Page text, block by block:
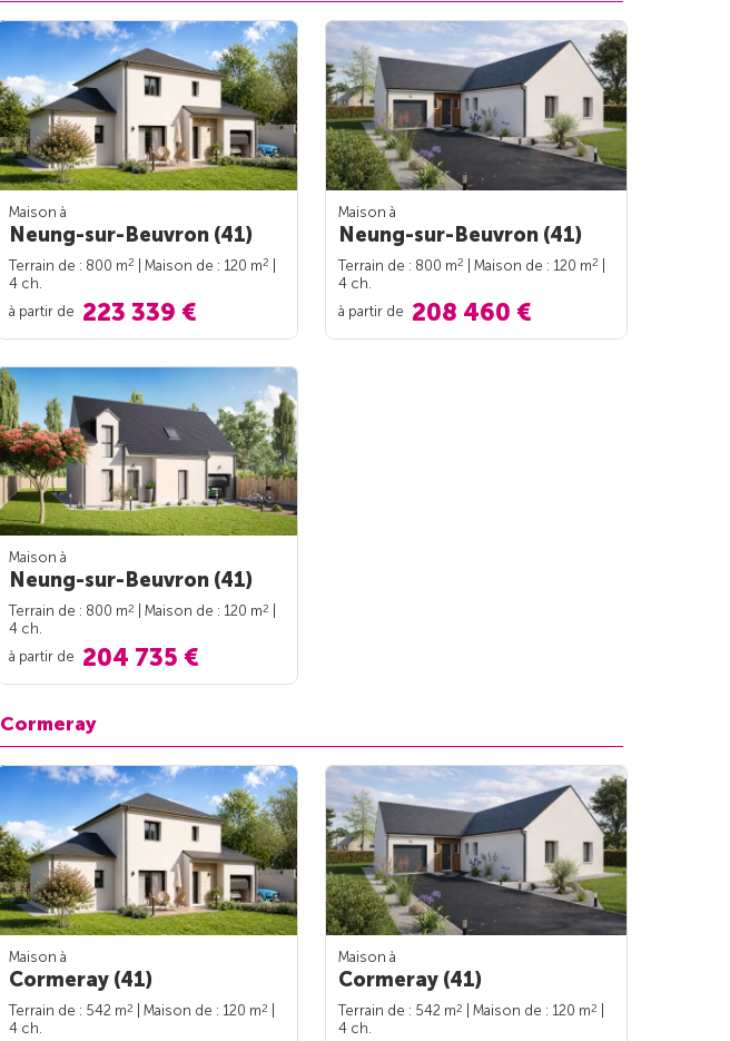
Maison à
Neung-sur-Beuvron (41)
Terrain de : 800 m2 | Maison de : 120 m2
4 ch.
à partir de 223 339 €
Maison à
Neung-sur-Beuvron (41)
Terrain de : 800 m2 | Maison de : 120 m2
4 ch.
à partir de 208 460 €
Maison à
Neung-sur-Beuvron (41)
Terrain de : 800 m2 | Maison de : 120 m2
4 ch.
à partir de 204 735 €
Cormeray
Maison à
Cormeray (41)
Terrain de : 542 m2 | Maison de : 120 m2
4 ch.
Maison à
Cormeray (41)
Terrain de : 542 m2 | Maison de : 120 m2
4 ch.